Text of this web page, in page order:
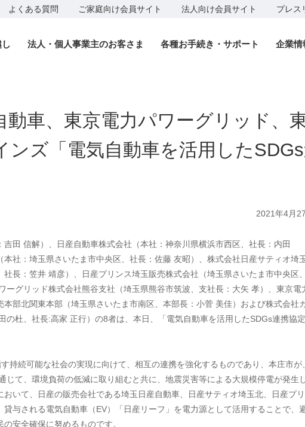
よくある質問 ご家庭向け会員サイト 法人向け会員サイト プレス
法人・個人事業主のお客さま 各種お手続き・サポート 企業情
動車、東京電力パワーグリッド、
ンズ「電気自動車を活用した
2021年4月
田 信解）、日産自動車株式会社（本社：神奈川県横浜市西区、社長：内田
社：埼玉県さいたま市中央区、社長：佐藤 友昭）、株式会社日産サティオ埼
長：笠井 靖彦）、日産プリンス埼玉販売株式会社（埼玉県さいたま市中央区、
ーグリッド株式会社熊谷支社（埼玉県熊谷市筑波、支社長：大矢 孝）、東京電
部北関東本部（埼玉県さいたま市南区、本部長：小菅 美佳）および株式会社
の杜、社長:高家 正行）の8者は、本日、「電気自動車を活用したSDGs連携協定
持続可能な社会の実現に向けて、相互の連携を強化するものであり、本庄市が、
じて、環境負荷の低減に取り組むと共に、地震災害等による大規模停電が発生
いて、日産の販売会社である埼玉日産自動車、日産サティオ埼玉北、日産プ
貸与される電気自動車（EV）「日産リーフ」を電力源として活用することで、
安全確保に努めるものです。